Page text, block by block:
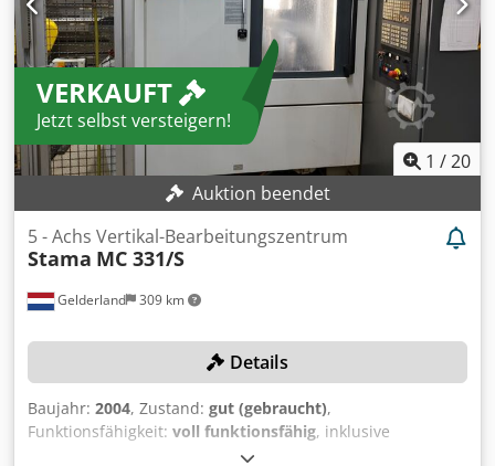
VERKAUFT
Jetzt selbst versteigern!
1 /20
Auktion beendet
Gelderland 309 km
5 - Achs Vertikal-Bearbeitungszentrum
Stama MC 331/S
Details
Baujahr: 2004, Zustand: gut (gebraucht),
Funktionsfähigkeit: voll funktionsfähig, inklusive
Roboterarm FANUC Robot ARC Mate 120iB TECHNISCHE